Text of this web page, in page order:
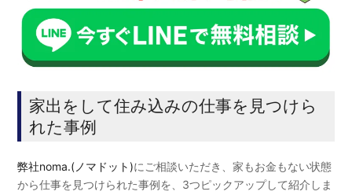
家出をして住み込みの仕事を見つけら
れた事例
弊社noma.(ノマドット)にご相談いただき、家もお金もない状態
から仕事を見つけられた事例を、3つピックアップして紹介しま